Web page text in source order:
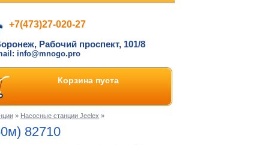
+7(473)27-020-27
Рабочий проспект, 101/8
info@mnogo.pro
Корзина пуста
» Насосные станции Jeelex »
82710